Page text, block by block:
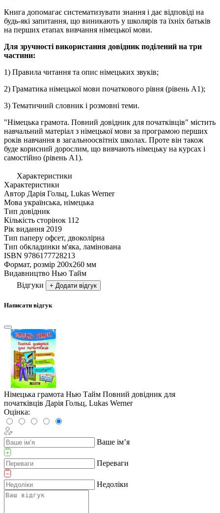
Книга допомагає систематизувати знання і дає відповіді на
будь-які запитання, що виникають у школярів та їхніх батьків
на перших етапах вивчання німецької мови.
Для зручності використання довідник поділений на три
частини:
1) Правила читання та опис німецьких звуків;
2) Граматика німецької мови початкового рівня (рівень A1);
3) Тематичний словник і розмовні теми.
"Німецька грамота. Повний довідник для початківців" містить
навчальний матеріал з німецької мови за програмою перших
років навчання в загальноосвітніх школах. Проте він також
буде корисний дорослим, що вивчають німецьку на курсах і
самостійно (рівень A1).
Характеристики
Характеристики
Автор Дарія Гольц, Lukas Werner
Мова українська, німецька
Тип довідник
Кількість сторінок 112
Рік видання 2019
Тип паперу офсет, двоколірна
Тип обкладинки м'яка, ламінована
ISBN 9786177728213
Формат, розмір 200х260 мм
Видавництво Нью Тайм
Відгуки
+ Додати відгук
Написати відгук
Німецька грамота Нью Тайм Повний довідник для
початківців Дарія Гольц, Lukas Werner
Оцінка:
Ваше ім’я
Переваги
Недоліки